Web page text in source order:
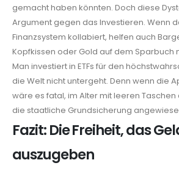
gemacht haben könnten. Doch diese
Argument gegen das Investieren. Wenn
Finanzsystem kollabiert, helfen auch
Kopfkissen oder Gold auf dem Sparbuch
Man investiert in ETFs für den
die Welt nicht untergeht. Denn wenn die
wäre es fatal, im Alter mit leeren
die staatliche Grundsicherung
Fazit: Die Freiheit, das
auszugeben